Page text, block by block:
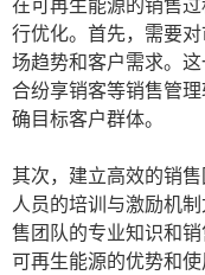
在可再生能源的销售
行优化。首先，需要
场趋势和客户需求。
合纷享销客等销售管
确目标客户群体。
其次，建立高效的销
人员的培训与激励机
售团队的专业知识和
可再生能源的优势和